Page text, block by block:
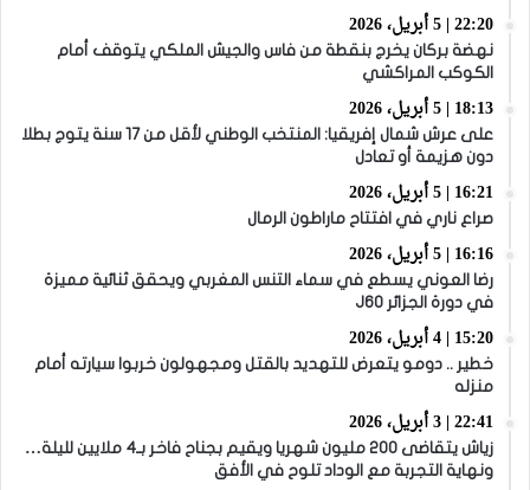
22:20 | 5 أبريل، 2026
نهضة بركان يخرج بنقطة من فاس والجيش الملكي يتوقف أمام
الكوكب المراكشي
18:13 | 5 أبريل، 2026
على عرش شمال إفريقيا: المنتخب الوطني لأقل من 17 سنة يتوج بطلا
دون هزيمة أو تعادل
16:21 | 5 أبريل، 2026
صراع ناري في افتتاح ماراطون الرمال
16:16 | 5 أبريل، 2026
رضا العوني يسطع في سماء التنس المغربي ويحقق ثنائية مميزة
في دورة الجزائر J60
15:20 | 4 أبريل، 2026
خطير .. دومو يتعرض للتهديد بالقتل ومجهولون خربوا سيارته أمام
منزله
22:41 | 3 أبريل، 2026
زياش يتقاضى 200 مليون شهريا ويقيم بجناح فاخر بـ4 ملايين لليلة…
ونهاية التجربة مع الوداد تلوح في الأفق